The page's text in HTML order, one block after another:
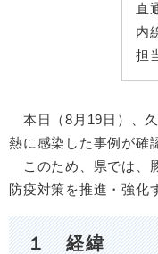
直
内
担
本日（8月19日）、
熱に感染した事例が確
このため、県では、
防疫対策を推進・強化
１ 経緯